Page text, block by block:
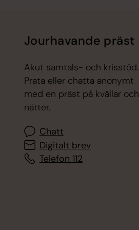
Jourhavande präst
Akut samtals- och krisstöd.
Prata eller chatta anonymt
med en präst på kvällar och
nätter.
Chatt
Digitalt brev
Telefon 112